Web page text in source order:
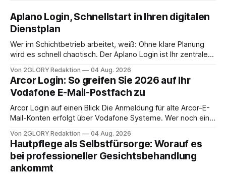
Aplano Login, Schnellstart in Ihren digitalen
Dienstplan
Wer im Schichtbetrieb arbeitet, weiß: Ohne klare Planung
wird es schnell chaotisch. Der Aplano Login ist Ihr zentraler
abwesenheiten und die gesamte kommunikation rund um
Ihr personal digital zu organisieren. In diesem Leitfaden
erfahren Sie alles, was Sie für einen reibungslosen Einstieg
brauchen, von der Registrierung
Von 2GLORY Redaktion 04 Aug. 2026
Arcor Login: So greifen Sie 2026 auf Ihr
Vodafone E-Mail-Postfach zu
Arcor Login auf einen Blick Die Anmeldung für alte Arcor-E-
Mail-Konten erfolgt über Vodafone Systeme. Wer noch eine
besitzt, loggt sich heute über das Vodafone E-Mail & Cloud
Portal ein. Der klassische Arcor Login über mail.
Von 2GLORY Redaktion 04 Aug. 2026
Hautpflege als Selbstfürsorge: Worauf es
bei professioneller Gesichtsbehandlung
ankommt